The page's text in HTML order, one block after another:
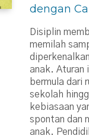
dengan
Disiplin
memilah
anak. Aturan
bermula dari
sekolah
kebiasaan
spontan dan
anak.